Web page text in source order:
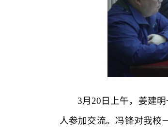
3月20日上午，姜建
人参加交流。冯锋对我校